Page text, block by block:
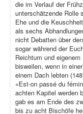
die im Verlauf der
unterschätzende Rolle
Ehe und die
als sechs
nicht Debatten über
sogar während der
Reichtum und
bisweilen, wenn in
einem Dach lebten
«Est-on passé du
achten Kapitel werden
gab es am Ende des
bis zu acht Bischöfe